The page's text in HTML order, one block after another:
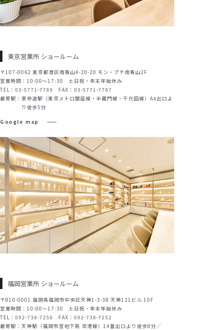
東京営業所 ショールーム
〒107-0062 東京都港区南青山4-20-20 モン・プチ南青山2F
営業時間：10:00～17:30 土日祝・年末年始休み
TEL：03-5771-7789 FAX：03-5771-7787
最寄駅： 表参道駅（東京メトロ銀座線・半蔵門線・千代田線）A4出口よ
り徒歩5分
Google map
福岡営業所 ショールーム
〒810-0001 福岡県福岡市中央区天神1-3-38 天神121ビル 10F
営業時間：10:00～17:30 土日祝・年末年始休み
TEL：092-738-7250 FAX：092-738-7252
最寄駅： 天神駅（福岡市営地下鉄 空港線）14番出口より徒歩8分／